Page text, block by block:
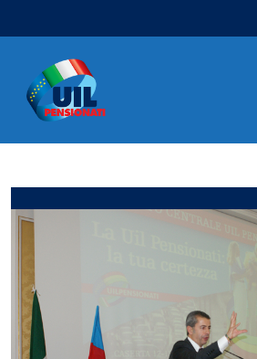
Navigazione principale